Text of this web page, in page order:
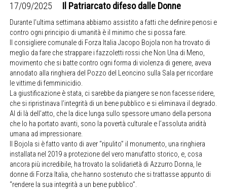
17/09/2025 Il Patriarcato difeso dalle Donne
Durante l’ultima settimana abbiamo assistito a fatti che definire penosi e
contro ogni principio di umanità è il minimo che si possa fare.
Il consigliere comunale di Forza Italia Jacopo Bojola non ha trovato di
meglio da fare che strappare i fazzoletti rossi che Non Una di Meno,
movimento che si batte contro ogni forma di violenza di genere, aveva
annodato alla ringhiera del Pozzo del Leoncino sulla Sala per ricordare
le vittime di femminicidio.
La giustificazione è stata, ci sarebbe da piangere se non facesse ridere,
che si ripristinava l’integrità di un bene pubblico e si eliminava il degrado.
Al di là dell’atto, che la dice lunga sullo spessore umano della persona
che lo ha portato avanti, sono la povertà culturale e l’assoluta aridità
umana ad impressionare.
Il Bojola si è fatto vanto di aver “ripulito” il monumento, una ringhiera
installata nel 2019 a protezione del vero manufatto storico, e, cosa
ancora più incredibile, ha trovato la solidarietà di Azzurro Donna, le
donne di Forza Italia, che hanno sostenuto che si trattasse appunto di
“rendere la sua integrità a un bene pubblico”.